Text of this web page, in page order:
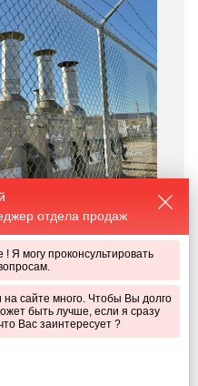
производственных
рабочих и
предотвращает
лиц. Сегодня рынок
— от простых
бетонных стен.
вариант?
отдела продаж
! Я могу проконсультировать
сайте много. Чтобы Вы долго
быть лучше, если я сразу
Вас заинтересует ?